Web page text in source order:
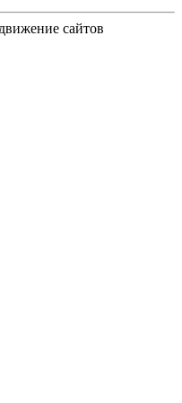
сайтов